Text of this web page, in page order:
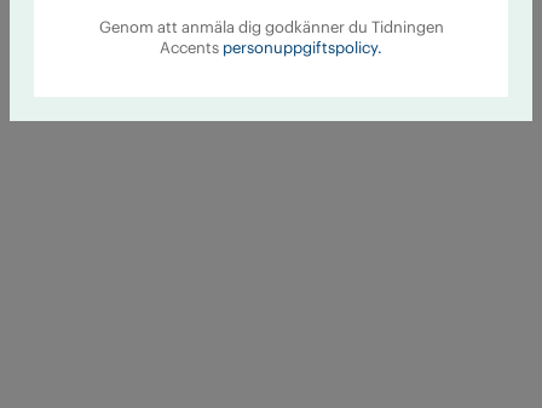
Genom att anmäla dig godkänner du Tidningen
Accents personuppgiftspolicy.